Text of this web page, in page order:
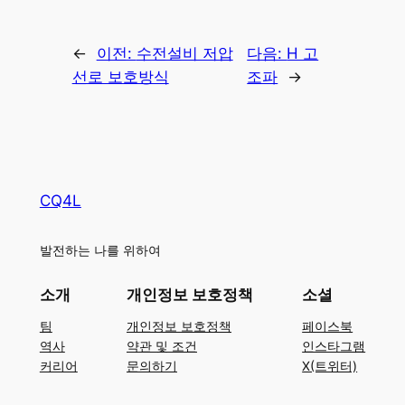
← 이전: 수전설비 저압
선로 보호방식
다음: H 고
조파
→
CQ4L
발전하는 나를 위하여
소개
팀
역사
커리어
개인정보 보호정책
개인정보 보호정책
약관 및 조건
문의하기
소셜
페이스북
인스타그램
X(트위터)